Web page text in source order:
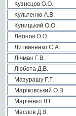
Кузнєцов О.О.
Культенко А.В.
Куницький О.О.
Леонов О.О.
Литвиненко С.А.
Лічман Г.В.
Любота Д.В.
Мазурашу Г.Г.
Маріковський О.В.
Марченко Л.І.
Маслов Д.В.